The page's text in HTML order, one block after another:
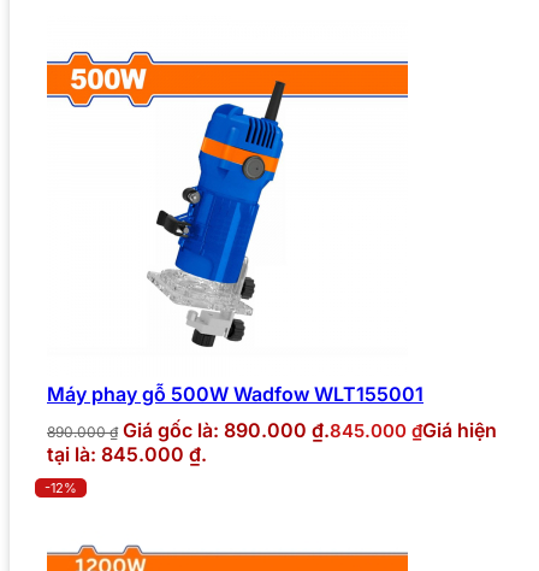
Máy phay gỗ 500W Wadfow WLT155001
890.000₫ Giá gốc là: 890.000 ₫.845.000 ₫Giá hiện
tại là: 845.000 ₫.
-12%